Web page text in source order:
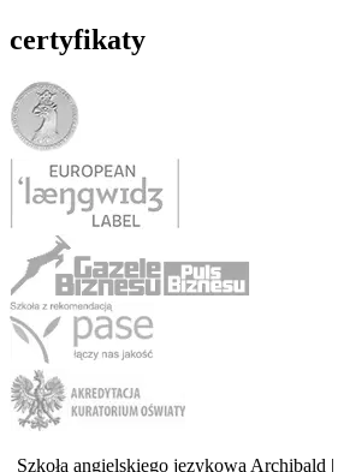
certyfikaty
Szkoła angielskiego językowa Archibald |